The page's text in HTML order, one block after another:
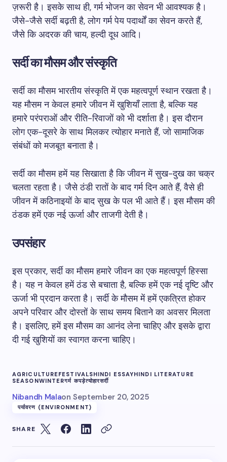
ज़रूरी है। इसके साथ ही, गर्म भोजन का सेवन भी आवश्यक है।
जैसे-जैसे सर्दी बढ़ती है, लोग गर्म पेय पदार्थों का सेवन करते हैं,
जैसे कि अदरक की चाय, हल्दी दूध आदि।
सर्दी का मौसम और संस्कृति
सर्दी का मौसम भारतीय संस्कृति में एक महत्वपूर्ण स्थान रखता है।
यह मौसम न केवल हमारे जीवन में खुशियाँ लाता है, बल्कि यह
हमारे परंपराओं और रीति-रिवाजों को भी दर्शाता है। इस दौरान
लोग एक-दूसरे के साथ मिलकर त्योहार मनाते हैं, जो सामाजिक
संबंधों को मजबूत बनाता है।
सर्दी का मौसम हमें यह सिखाता है कि जीवन में सुख-दुख का चक्र
चलता रहता है। जैसे ठंडी रातों के बाद गर्म दिन आते हैं, वैसे ही
जीवन में कठिनाइयों के बाद सुख के पल भी आते हैं। इस मौसम की
ठंडक हमें एक नई ऊर्जा और ताजगी देती है।
उपसंहार
इस प्रकार, सर्दी का मौसम हमारे जीवन का एक महत्वपूर्ण हिस्सा
है। यह न केवल हमें ठंड से बचाता है, बल्कि हमें एक नई दृष्टि और
ऊर्जा भी प्रदान करता है। सर्दी के मौसम में हमें एकत्रित होकर
अपने परिवार और दोस्तों के साथ समय बिताने का अवसर मिलता
है। इसलिए, हमें इस मौसम का आनंद लेना चाहिए और इसके द्वारा
दी गई खुशियों का स्वागत करना चाहिए।
AGRICULTUREFESTIVALSHINDI ESSAYHINDI LITERATURE
SEASONWINTERगर्म कपड़ेत्योहारसर्दी
Nibandh Malaon September 20, 2025
पर्यावरण (ENVIRONMENT)
SHARE